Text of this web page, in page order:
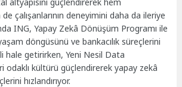
çalışanlarının deneyimini daha da ileriye
ING, Yapay Zekâ Dönüşüm Programı ile
döngüsünü ve bankacılık süreçlerini
hale getirirken, Yeni Nesil Data
odaklı kültürü güçlendirerek yapay zekâ
hızlandırıyor.